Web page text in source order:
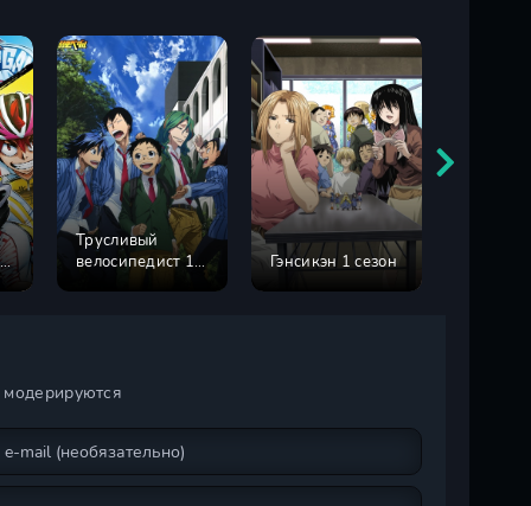
Трусливый
велосипедист 1
Гэнсикэн 1 сезон